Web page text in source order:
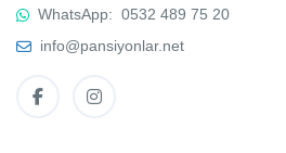
WhatsApp: 0532 489 75 20
info@pansiyonlar.net